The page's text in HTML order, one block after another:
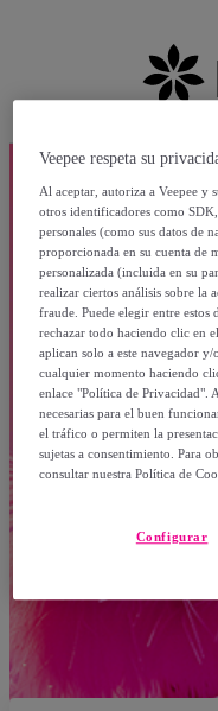
Veepee respeta su
Al aceptar, autoriza a Veepee y
otros identificadores como
personales (como sus datos de
proporcionada en su cuenta de
personalizada (incluida en su
realizar ciertos análisis sobre la
fraude. Puede elegir entre
rechazar todo haciendo clic en
aplican solo a este navegador
cualquier momento haciendo
enlace "Política de Privacidad".
necesarias para el buen
el tráfico o permiten la
sujetas a consentimiento. Para
consultar nuestra Política de
Configurar